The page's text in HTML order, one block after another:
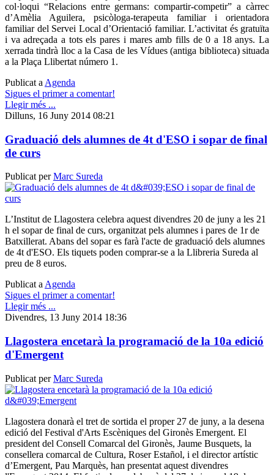
col·loqui “Relacions entre germans: compartir-competir” a càrrec
d’Amèlia Aguilera, psicòloga-terapeuta familiar i orientadora
familiar del Servei Local d’Orientació familiar. L’activitat és gratuïta
i va adreçada a tots els pares i mares amb fills de 0 a 18 anys. La
xerrada tindrà lloc a la Casa de les Vídues (antiga biblioteca) situada
a la Plaça Llibertat número 1.
Publicat a Agenda
Sigues el primer a comentar!
Llegir més ...
Dilluns, 16 Juny 2014 08:21
Graduació dels alumnes de 4t d'ESO i sopar de final
de curs
Publicat perMarc Sureda
L’Institut de Llagostera celebra aquest divendres 20 de juny a les 21
h el sopar de final de curs, organitzat pels alumnes i pares de 1r de
Batxillerat. Abans del sopar es farà l'acte de graduació dels alumnes
de 4t d'ESO. Els tiquets poden comprar-se a la Llibreria Sureda al
preu de 8 euros.
Publicat aAgenda
Sigues el primer a comentar!
Llegir més ...
Divendres, 13 Juny 2014 18:36
Llagostera encetarà la programació de la 10a edició
d'Emergent
Publicat perMarc Sureda
Llagostera donarà el tret de sortida el proper 27 de juny, a la desena
edició del Festival d'Arts Escèniques del Gironès Emergent. El
president del Consell Comarcal del Gironès, Jaume Busquets, la
consellera comarcal de Cultura, Roser Estañol, i el director artístic
d’Emergent, Pau Marquès, han presentat aquest divendres